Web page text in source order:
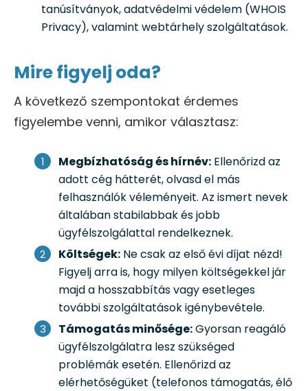
tanúsítványok, adatvédelmi védelem (WHOIS
Privacy), valamint webtárhely szolgáltatások.
Mire figyelj oda?
A következő szempontokat érdemes
figyelembe venni, amikor választasz:
Megbízhatóság és hírnév: Ellenőrizd az
adott cég hátterét, olvasd el más
felhasználók véleményeit. Az ismert nevek
általában stabilabbak és jobb
ügyfélszolgálattal rendelkeznek.
Költségek: Ne csak az első évi díjat nézd!
Figyelj arra is, hogy milyen költségekkel jár
majd a hosszabbítás vagy esetleges
további szolgáltatások igénybevétele.
Támogatás minősége:Gyorsan reagáló
ügyfélszolgálatra lesz szükséged
problémák esetén. Ellenőrizd az
elérhetőségüket (telefonos támogatás, élő